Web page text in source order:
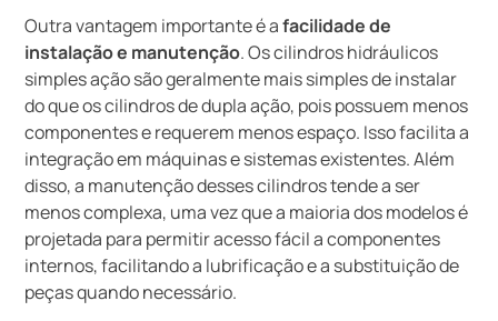
Outra vantagem importante é afacilidade de
instalação e manutenção. Os cilindros hidráulicos
simples ação são geralmente mais simples de instalar
do que os cilindros de dupla ação, pois possuem menos
componentes e requerem menos espaço. Isso facilita a
integração em máquinas e sistemas existentes. Além
disso, a manutenção desses cilindros tende a ser
menos complexa, uma vez que a maioria dos modelos é
projetada para permitir acesso fácil a componentes
internos, facilitando a lubrificação e a substituição de
peças quando necessário.